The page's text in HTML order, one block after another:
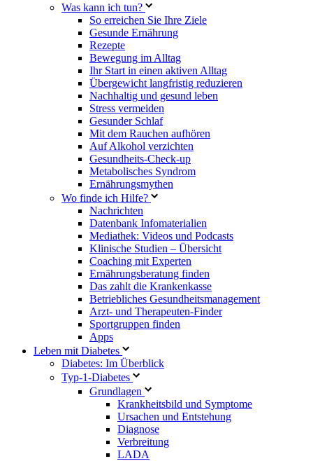
Was kann ich tun?
So erreichen Sie Ihre Ziele
Gesunde Ernährung
Rezepte
Bewegung im Alltag
Ihr Start in einen aktiven Alltag
Übergewicht langfristig reduzieren
Nachhaltig und gesund leben
Stress vermeiden
Gesunder Schlaf
Mit dem Rauchen aufhören
Auf Alkohol verzichten
Gesundheits-Check-up
Metabolisches Syndrom
Ernährungsmythen
Wo finde ich Hilfe?
Nachrichten
Datenbank Infomaterialien
Mediathek: Videos und Podcasts
Klinische Studien – Übersicht
Coaching mit Experten
Ernährungsberatung finden
Das zahlt die Krankenkasse
Betriebliches Gesundheitsmanagement
Arzt- und Therapeuten-Finder
Sportgruppen finden
Apps
Leben mit Diabetes
Diabetes: Im Überblick
Typ-1-Diabetes
Grundlagen
Krankheitsbild und Symptome
Ursachen und Entstehung
Diagnose
Verbreitung
LADA